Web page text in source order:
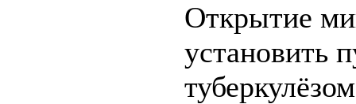
Открытие
установить